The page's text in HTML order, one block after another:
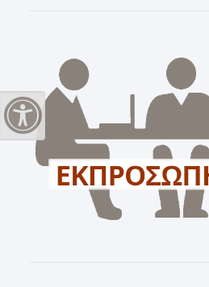
Εναλλαγή Υψηλής Αντίθεσης